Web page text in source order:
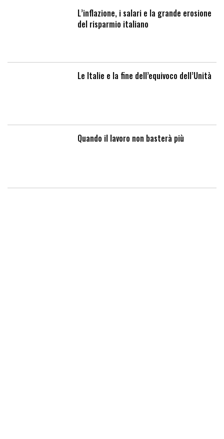
L’inflazione, i salari e la grande erosione
del risparmio italiano
Le Italie e la fine dell’equivoco dell’Unità
Quando il lavoro non basterà più